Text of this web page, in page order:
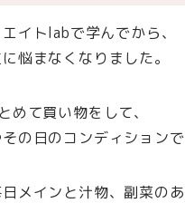
イトlabで学んでから、
悩まなくなりました。
めて買い物をして、
の日のコンディションで
メインと汁物、副菜の